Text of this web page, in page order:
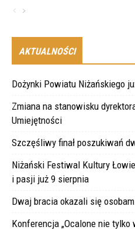
AKTUALNOŚCI
Dożynki Powiatu Niżańskiego
Zmiana na stanowisku
Umiejętności
Szczęśliwy finał poszukiwań
Niżański Festiwal Kultury
i pasji już 9 sierpnia
Dwaj bracia okazali się
Konferencja „Ocalone nie